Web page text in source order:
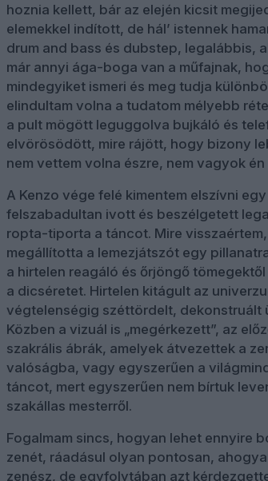
hoznia kellett, bár az elején kicsit
elemekkel indított, de hál’ istennek
drum and bass és dubstep, legalábbis,
már annyi ága-boga van a műfajnak,
mindegyiket ismeri és meg tudja
elindultam volna a tudatom mélyebb
a pult mögött leguggolva bujkáló és
elvörösödött, mire rájött, hogy bizony
nem vettem volna észre, nem vagyok én
A Kenzo vége felé kimentem elszívni
felszabadultan ivott és beszélgetett
ropta-tiporta a táncot. Mire
megállította a lemezjátszót egy
a hirtelen reagáló és őrjöngő
a dicséretet. Hirtelen kitágult az
végtelenségig széttördelt, dekonstruált
Közben a vizuál is „megérkezett”, az
szakrális ábrák, amelyek átvezettek a
valóságba, vagy egyszerűen a
táncot, mert egyszerűen nem bírtuk
szakállas mesterről.
Fogalmam sincs, hogyan lehet ennyire
zenét, ráadásul olyan pontosan,
zenész, de egyfolytában azt